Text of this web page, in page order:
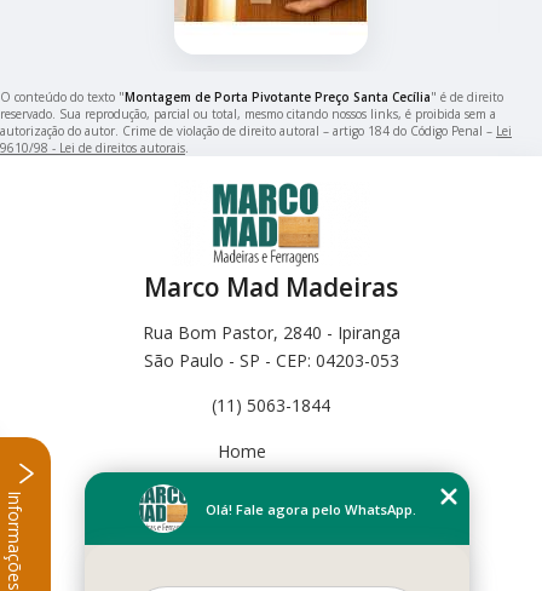
O conteúdo do texto "Montagem de Porta Pivotante Preço Santa Cecília" é de direito
reservado. Sua reprodução, parcial ou total, mesmo citando nossos links, é proibida sem a
autorização do autor. Crime de violação de direito autoral – artigo 184 do Código Penal – Lei
9610/98 - Lei de direitos autorais.
Marco Mad Madeiras
Rua Bom Pastor, 2840 - Ipiranga
São Paulo - SP - CEP: 04203-053
(11) 5063-1844
Home
Empresa
Missão
Olá! Fale agora pelo WhatsApp.
Informações